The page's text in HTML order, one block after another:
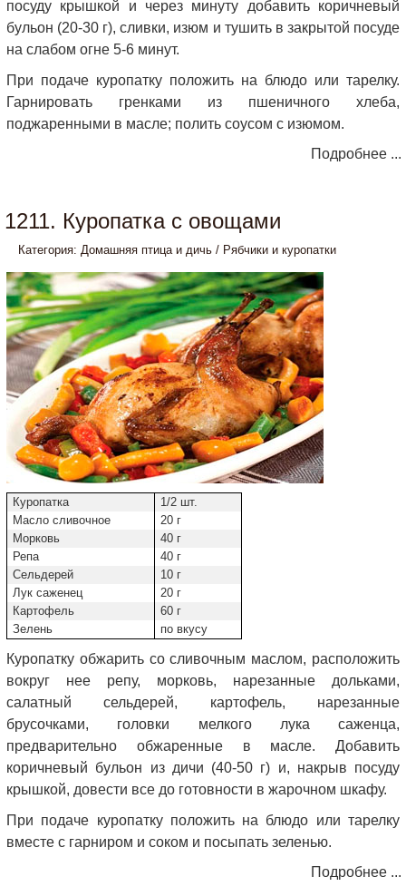
посуду крышкой и через минуту добавить коричневый
бульон (20-30 г), сливки, изюм и тушить в закрытой посуде
на слабом огне 5-6 минут.
При подаче куропатку положить на блюдо или тарелку.
Гарнировать гренками из пшеничного хлеба,
поджаренными в масле; полить соусом с изюмом.
Подробнее ...
1211. Куропатка с овощами
Категория: Домашняя птица и дичь / Рябчики и куропатки
Куропатка
1/2 шт.
Масло сливочное
20 г
Морковь
40 г
Репа
40 г
Сельдерей
10 г
Лук саженец
20 г
Картофель
60 г
Зелень
по вкусу
Куропатку обжарить со сливочным маслом, расположить
вокруг нее репу, морковь, нарезанные дольками,
салатный сельдерей, картофель, нарезанные
брусочками, головки мелкого лука саженца,
предварительно обжаренные в масле. Добавить
коричневый бульон из дичи (40-50 г) и, накрыв посуду
крышкой, довести все до готовности в жарочном шкафу.
При подаче куропатку положить на блюдо или тарелку
вместе с гарниром и соком и посыпать зеленью.
Подробнее ...